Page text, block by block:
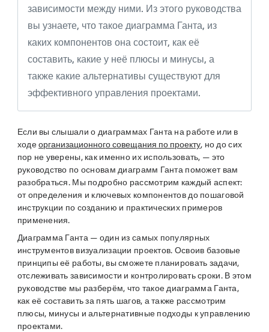
зависимости между ними. Из этого руководства
вы узнаете, что такое диаграмма Ганта, из
каких компонентов она состоит, как её
составить, какие у неё плюсы и минусы, а
также какие альтернативы существуют для
эффективного управления проектами.
Если вы слышали о диаграммах Ганта на работе или в
ходеорганизационного совещания по проекту, но до сих
пор не уверены, как именно их использовать, — это
руководство по основам диаграмм Ганта поможет вам
разобраться. Мы подробно рассмотрим каждый аспект:
от определения и ключевых компонентов до пошаговой
инструкции по созданию и практических примеров
применения.
Диаграмма Ганта — один из самых популярных
инструментов визуализации проектов. Освоив базовые
принципы её работы, вы сможете планировать задачи,
отслеживать зависимости и контролировать сроки. В этом
руководстве мы разберём, что такое диаграмма Ганта,
как её составить за пять шагов, а также рассмотрим
плюсы, минусы и альтернативные подходы к управлению
проектами.